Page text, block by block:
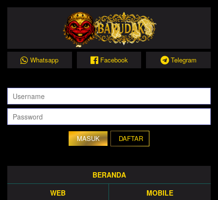
Whatsapp Facebook Telegram
DAFTAR
BERANDA
WEB
MOBILE